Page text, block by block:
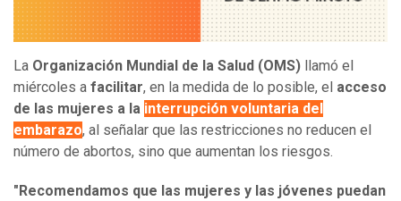
La Organización Mundial de la Salud (OMS) llamó el
miércoles a facilitar, en la medida de lo posible, el acceso
de las mujeres a la interrupción voluntaria del
embarazo, al señalar que las restricciones no reducen el
número de abortos, sino que aumentan los riesgos.
"Recomendamos que las mujeres y las jóvenes puedan